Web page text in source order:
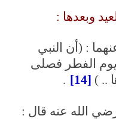
وبعدها :
: (أن النبي
الفطر فصلى
.. )
[14]
.
الله عنه قال :